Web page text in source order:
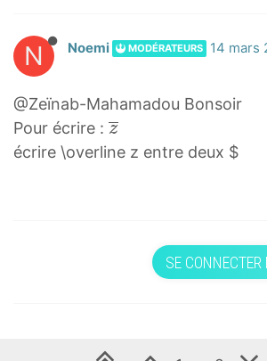
N Noemi MODÉRATEURS 14 mars
@Zeïnab-Mahamadou Bonsoir
Pour écrire : z
‾
z
écrire \overline z entre deux $
SE CONNECTER